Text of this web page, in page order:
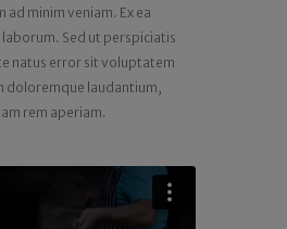
ad minim veniam. Ex ea
Sed ut perspiciatis
natus error sit voluptatem
doloremque laudantium,
rem aperiam.